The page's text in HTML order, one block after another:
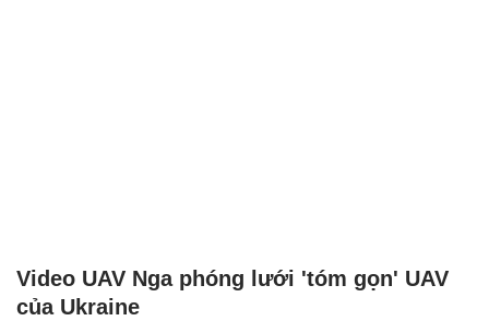
Video UAV Nga phóng lưới 'tóm gọn' UAV
của Ukraine